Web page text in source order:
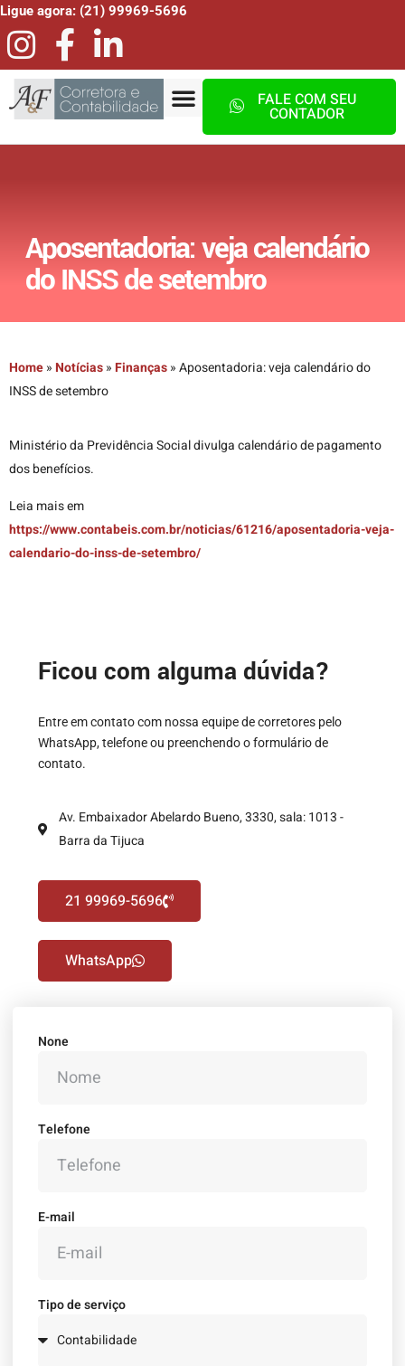
Ligue agora: (21) 99969-5696
FALE COM SEU
CONTADOR
Aposentadoria: veja calendário
do INSS de setembro
Home»Notícias»Finanças»Aposentadoria: veja calendário do
INSS de setembro
Ministério da Previdência Social divulga calendário de pagamento
dos benefícios.
Leia mais em
https://www.contabeis.com.br/noticias/61216/aposentadoria-veja-
calendario-do-inss-de-setembro/
Ficou com alguma dúvida?
Entre em contato com nossa equipe de corretores pelo
WhatsApp, telefone ou preenchendo o formulário de
contato.
Av. Embaixador Abelardo Bueno, 3330, sala: 1013 -
Barra da Tijuca
21 99969-5696
WhatsApp
None
Telefone
E-mail
Tipo de serviço